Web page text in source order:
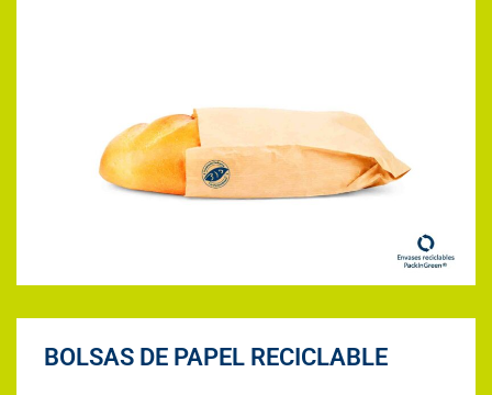
BOLSAS DE PAPEL RECICLABLE